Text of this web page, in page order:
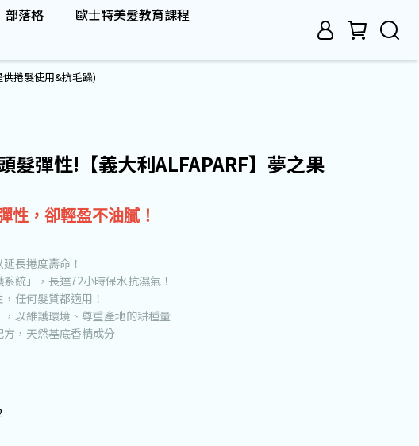
部落格 歐士特美髮教育課程
捲髮使用&抗毛躁)
髮彈性!【義大利ALFAPARF】夢之果
性，卻輕盈不油膩！
長捲度壽命！
統」，長達72小時保水抗濕氣！
任何髮質都適用！
以維護環境、尊重產地的耕種量
，天然基底香精成分